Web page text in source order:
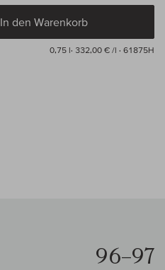
In den Warenkorb
0,75 l· 332,00 € /l · 61875H
96–97